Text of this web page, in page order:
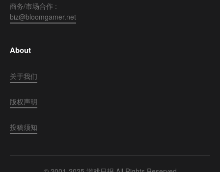
商务/市场合作 :
biz@bloomgamer.net
About
关于我们
版权声明
投稿须知